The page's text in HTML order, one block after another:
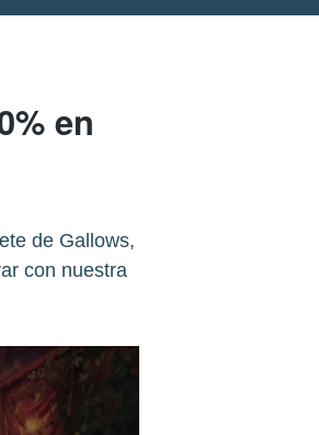
en
de Gallows,
con nuestra